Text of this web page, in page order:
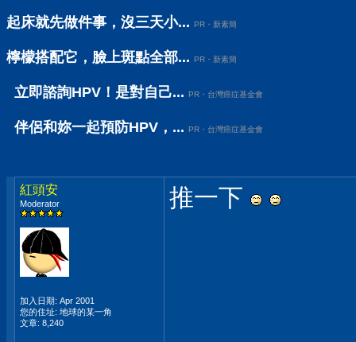
起床就先做件事，沒三天小... PR・新素簡
檸檬搭配它，臉上斑點全部... PR・新素簡
立即諮詢HPV！是對自己... PR・台灣癌症基金會
伴侶和妳一起預防HPV，... PR・台灣癌症基金會
紅頭安
Moderator
加入日期: Apr 2001
您的住址: 地球的某一角
文章: 8,240
推一下